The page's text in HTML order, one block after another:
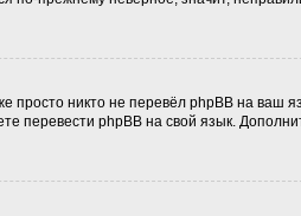
никто не перевёл phpBB на
перевести phpBB на свой язык.